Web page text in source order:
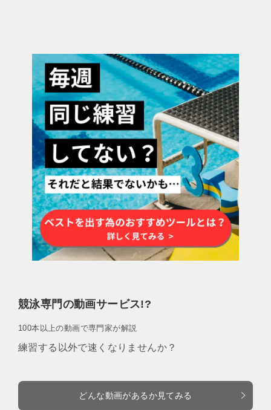
競泳専門の動画サービス!?
100本以上の動画で専門家が解説
練習する以外で速くなりませんか？
どんな動画があるか見てみる